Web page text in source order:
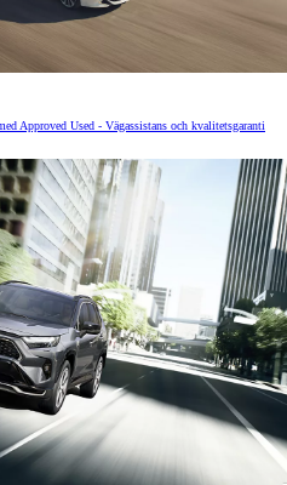
Approved Used - Vägassistans och kvalitetsgaranti